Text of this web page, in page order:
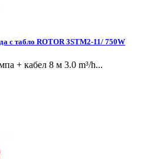
с табло ROTOR 3STM2-11/ 750W
+ кабел 8 м 3.0 m³/h...